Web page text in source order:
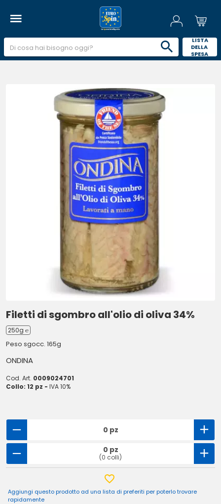
LISTA
DELLA
SPESA
Filetti di sgombro all'olio di oliva 34%
250g ℮
Peso sgocc. 165g
ONDINA
Cod. Art. 0009024701
Collo: 12 pz - IVA 10%
0 pz
0 pz
(0 colli)
Aggiungi questo prodotto ad una lista di preferiti per poterlo trovare
rapidamente